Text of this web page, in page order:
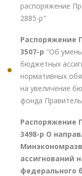
распоряжение
2885-р"
Распоряжение
3507-р "Об
бюджетных
нормативных
на увеличение
фонда
Распоряжение
3498-р О
ассигнований
федерального